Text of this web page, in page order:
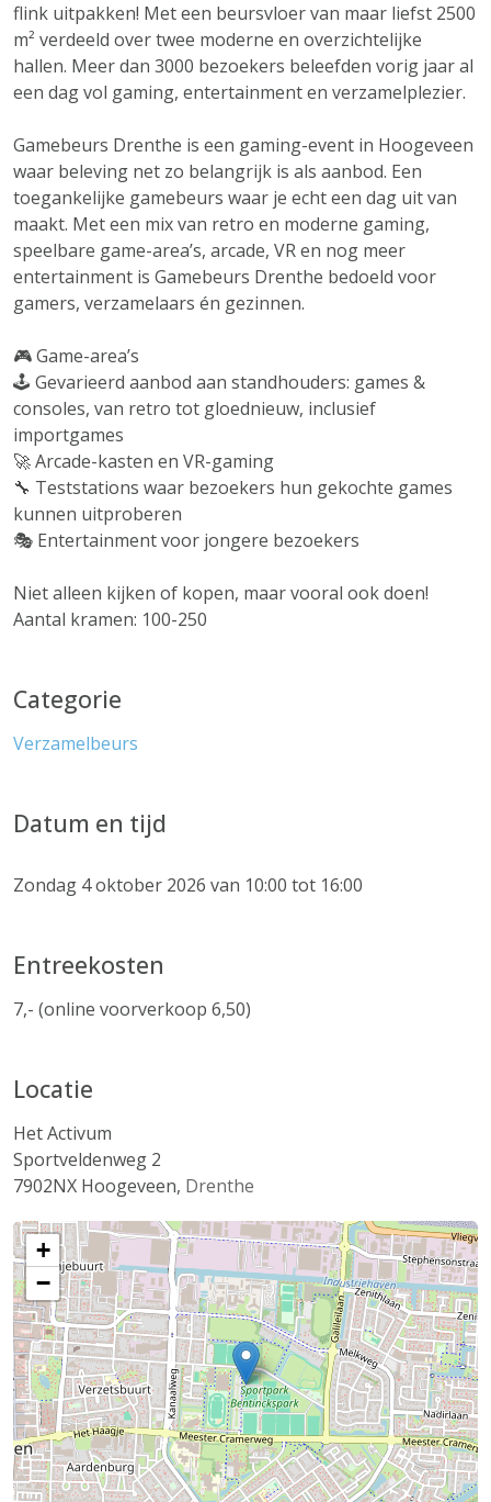
flink uitpakken! Met een beursvloer van maar liefst 2500
m² verdeeld over twee moderne en overzichtelijke
hallen. Meer dan 3000 bezoekers beleefden vorig jaar al
een dag vol gaming, entertainment en verzamelplezier.
Gamebeurs Drenthe is een gaming-event in Hoogeveen
waar beleving net zo belangrijk is als aanbod. Een
toegankelijke gamebeurs waar je echt een dag uit van
maakt. Met een mix van retro en moderne gaming,
speelbare game-area’s, arcade, VR en nog meer
entertainment is Gamebeurs Drenthe bedoeld voor
gamers, verzamelaars én gezinnen.
🎮 Game-area’s
🕹️ Gevarieerd aanbod aan standhouders: games &
consoles, van retro tot gloednieuw, inclusief
importgames
🚀 Arcade-kasten en VR-gaming
🔧 Teststations waar bezoekers hun gekochte games
kunnen uitproberen
🎭 Entertainment voor jongere bezoekers
Niet alleen kijken of kopen, maar vooral ook doen!
Aantal kramen: 100-250
Categorie
Verzamelbeurs
Datum en tijd
Zondag 4 oktober 2026 van 10:00 tot 16:00
Entreekosten
7,- (online voorverkoop 6,50)
Locatie
Het Activum
Sportveldenweg 2
7902NX Hoogeveen, Drenthe
+
−